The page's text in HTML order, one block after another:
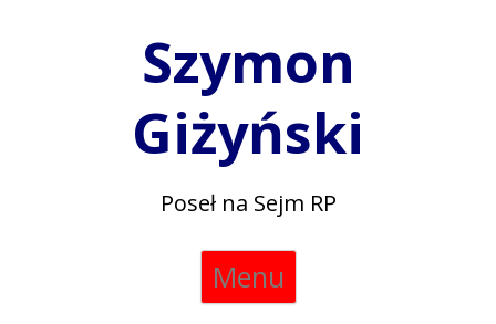
Szymon
Giżyński
Poseł na Sejm RP
Menu
Skip